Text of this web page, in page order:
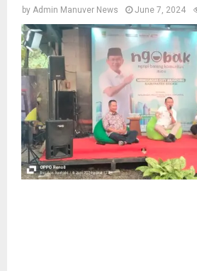
by Admin Manuver News June 7, 2024